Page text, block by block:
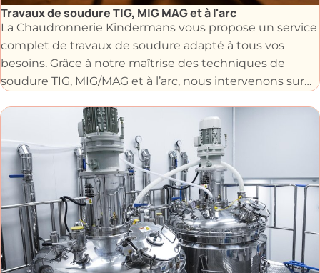
Travaux de soudure TIG, MIG MAG et à l'arc
La Chaudronnerie Kindermans vous propose un service
complet de travaux de soudure adapté à tous vos
besoins. Grâce à notre maîtrise des techniques de
soudure TIG, MIG/MAG et à l’arc, nous intervenons sur
l’assemblage, le renforcement ou la réparation.
Grâce à notre savoir-faire reconnu, nos soudeurs
réalisent des interventions précises sur les véhicules
comme les camions, motos, voitures et sur les
équipements industriels tels que les châssis, bennes,
hayons ou les centrales à béton pour garantir des
structures conformes aux exigences de votre activité.